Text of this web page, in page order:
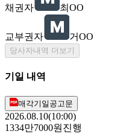
채권자 최OO
교부권자 거OO
당사자내역 더보기
기일 내역
매각기일공고문
2026.08.10(10:00)
1334만7000원 진행